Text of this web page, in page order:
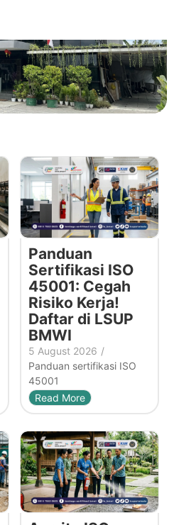
Panduan
Sertifikasi ISO
45001: Cegah
Risiko Kerja!
Daftar di LSUP
BMWI
5 August 2026 /
Panduan sertifikasi ISO
45001
Read More